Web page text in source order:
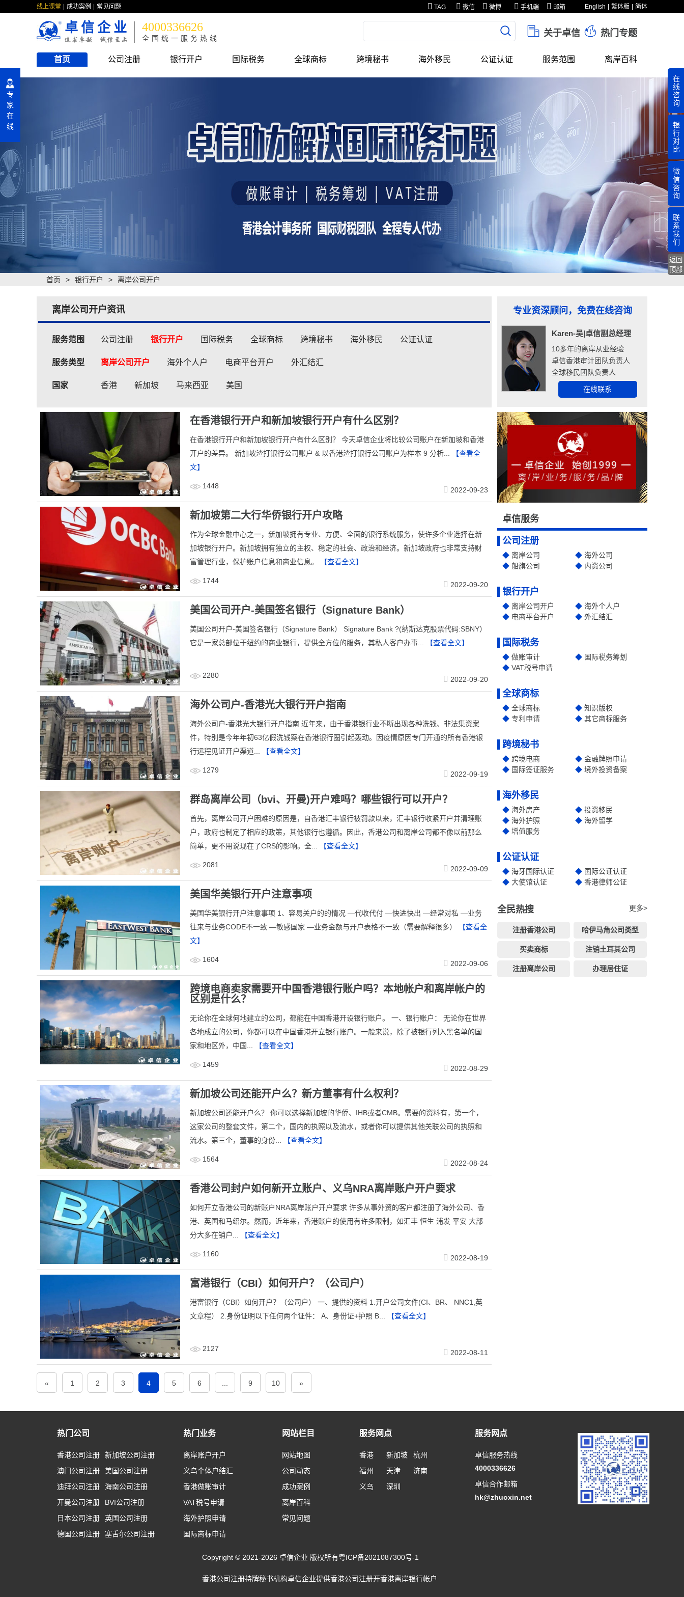
线上课堂 成功案例 常见问题 English 繁体版 简体
TAG 微信 微博 手机端 邮箱
卓信企业 4000336626
全国统一服务热线
关于卓信 热门专题
首页 公司注册 银行开户 国际税务 全球商标 跨境秘书 海外移民 公证认证 服务范围 离岸百科
首页 > 银行开户 > 离岸公司开户
离岸公司开户资讯
服务范围 公司注册 银行开户 国际税务 全球商标 跨境秘书 海外移民 公证认证
服务类型 离岸公司开户 海外个人户 电商平台开户 外汇结汇
国家 香港 新加坡 马来西亚 美国
在香港银行开户和新加坡银行开户有什么区别？
在香港银行开户和新加坡银行开户有什么区别？ 今天卓信企业将比较公司账户在新加坡和香港
开户的差异。 新加坡渣打银行公司账户 & 以香港渣打银行公司账户为样本 9 分析...
【查看全
文】
1448 2022-09-23
新加坡第二大行华侨银行开户攻略
作为全球金融中心之一，新加坡拥有专业、方便、全面的银行系统服务，使许多企业选择在新
加坡银行开户。新加坡拥有独立的主权、稳定的社会、政治和经济。新加坡政府也非常支持财
富管理行业，保护账户信息和商业信息。
【查看全文】
1744 2022-09-20
美国公司开户-美国签名银行（Signature Bank）
美国公司开户-美国签名银行（Signature Bank） Signature Bank ?(纳斯达克股票代码:SBNY）
它是一家总部位于纽约的商业银行，提供全方位的服务，其私人客户办事...
【查看全文】
2280 2022-09-20
海外公司户-香港光大银行开户指南
海外公司户-香港光大银行开户指南 近年来，由于香港银行业不断出现各种洗钱、非法集资案
件，特别是今年年初63亿假洗钱案在香港银行圈引起轰动。因疫情原因专门开通的所有香港银
行远程见证开户渠道...
【查看全文】
1279 2022-09-19
群岛离岸公司（bvi、开曼)开户难吗？哪些银行可以开户？
首先，离岸公司开户困难的原因是，自香港汇丰银行被罚款以来，汇丰银行收紧开户并清理账
户，政府也制定了相应的政策，其他银行也遵循。因此，香港公司和离岸公司都不像以前那么
简单，更不用说现在了CRS的影响。全...
【查看全文】
2081 2022-09-09
美国华美银行开户注意事项
美国华美银行开户注意事项 1、容易关户的的情况 —代收代付 —快进快出 —经常对私 —业务
往来与业务CODE不一致 —敏感国家 —业务金额与开户表格不一致（需要解释很多）
【查看全
文】
1604 2022-09-06
跨境电商卖家需要开中国香港银行账户吗？本地帐户和离岸帐户的
区别是什么？
无论你在全球何地建立的公司，都能在中国香港开设银行账户。 一、银行账户： 无论你在世界
各地成立的公司，你都可以在中国香港开立银行账户。一般来说，除了被银行列入黑名单的国
家和地区外，中国...
【查看全文】
1459 2022-08-29
新加坡公司还能开户么？新方董事有什么权利？
新加坡公司还能开户么？ 你可以选择新加坡的华侨、IHB或者CMB。需要的资料有，第一个，
这家公司的整套文件，第二个，国内的执照以及流水，或者你可以提供其他关联公司的执照和
流水。第三个，董事的身份...
【查看全文】
1564 2022-08-24
香港公司封户如何新开立账户、义乌NRA离岸账户开户要求
如何开立香港公司的新账户NRA离岸账户开户要求 许多从事外贸的客户都注册了海外公司、香
港、英国和马绍尔。然而，近年来，香港账户的使用有许多限制，如汇丰 恒生 浦发 平安 大部
分大多在销户...
【查看全文】
1160 2022-08-19
富港银行（CBI）如何开户？（公司户）
港富银行（CBI）如何开户？（公司户） 一、提供的资料 1.开户公司文件(CI、BR、 NNC1,英
文章程） 2.身份证明以下任何两个证件： A、身份证+护照 B...
【查看全文】
2127 2022-08-11
« 1 2 3 4 5 6 9 10 »
专业资深顾问，免费在线咨询
Karen-吴|卓信副总经理
10多年的离岸从业经验
卓信香港审计团队负责人
全球移民团队负责人
在线联系
卓信服务
公司注册
离岸公司
海外公司
船旗公司
内资公司
银行开户
离岸公司开户
海外个人户
电商平台开户
外汇结汇
国际税务
做账审计
国际税务筹划
VAT税号申请
全球商标
全球商标
知识版权
专利申请
其它商标服务
跨境秘书
跨境电商
金融牌照申请
国际签证服务
境外投资备案
海外移民
海外房产
投资移民
海外护照
海外留学
增值服务
公证认证
海牙国际认证
国际公证认证
大使馆认证
香港律师公证
全民热搜 更多>
注册香港公司 哈伊马角公司类型
买卖商标 注销土耳其公司
注册离岸公司 办理居住证
热门公司
香港公司注册
新加坡公司注册
澳门公司注册
美国公司注册
迪拜公司注册
海南公司注册
开曼公司注册
BVI公司注册
日本公司注册
英国公司注册
德国公司注册
塞舌尔公司注册
热门业务
离岸账户开户
义乌个体户结汇
香港做账审计
VAT税号申请
海外护照申请
国际商标申请
网站栏目
网站地图
公司动态
成功案例
离岸百科
常见问题
服务网点
香港 新加坡
杭州
福州
天津
济南
义乌
深圳
服务网点
卓信服务热线
4000336626
卓信合作邮箱
hk@zhuoxin.net
Copyright © 2021-2026 卓信企业 版权所有粤ICP备2021087300号-1
香港公司注册持牌秘书机构卓信企业提供香港公司注册开香港离岸银行帐户
专
家
在
线
在
线
咨
询
银
行
对
比
微
信
咨
询
联
系
我
们
返回
顶部